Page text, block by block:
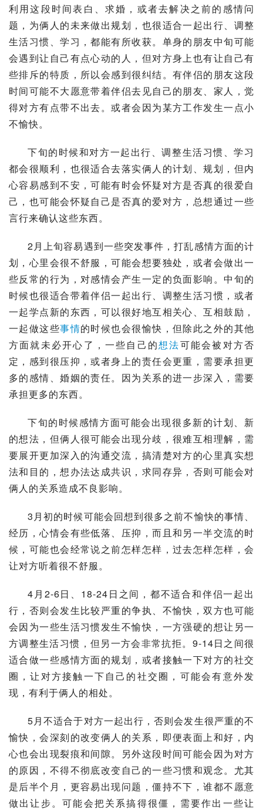
利用这段时间表白、求婚，或者去解决之前的感情问
题，为俩人的未来做出规划，也很适合一起出行、调整
生活习惯、学习，都能有所收获。单身的朋友中旬可能
会遇到让自己有点心动的人，但对方身上也有让自己有
些排斥的特质，所以会感到很纠结。有伴侣的朋友这段
时间可能不大愿意带着伴侣去见自己的朋友、家人，觉
得对方有点带不出去。或者会因为某方工作发生一点小
不愉快。
下旬的时候和对方一起出行、调整生活习惯、学习
都会很顺利，也很适合去落实俩人的计划、规划，但内
心容易感到不安，可能有时会怀疑对方是否真的很爱自
己，也可能会怀疑自己是否真的爱对方，总想通过一些
言行来确认这些东西。
2月上旬容易遇到一些突发事件 ，打乱感情方面的计
划，心里会很不舒服，可能会想要独处，或者会做出一
些反常的行为，对感情会产生一定的负面影响。中旬的
时候也很适合带着伴侣一起出行、调整生活习惯，或者
一起学点新的东西，可以很好地互相关心、互相鼓励，
一起做这些事情的时候也会很愉快，但除此之外的其他
方面就未必开心了，一些自己的想法可能会被对方否
定，感到很压抑，或者身上的责任会更重，需要承担更
多的感情、婚姻的责任。因为关系的进一步深入，需要
承担更多的东西。
下旬的时候感情方面可能会出现很多新的计划、新
的想法，但俩人很可能会出现分歧，很难互相理解，需
要展开更加深入的沟通交流，搞清楚对方的心里真实想
法和目的，想办法达成共识，求同存异，否则可能会对
俩人的关系造成不良影响。
3月初的时候可能会回想到很多之前不愉快的事情、
经历，心情会有些低落、压抑，而且和另一半交流的时
候，可能也会经常说之前怎样怎样，过去怎样怎样，会
让对方听着很不舒服。
4月2-6日、18-24日之间，都不适合和伴侣一起出
行，否则会发生比较严重的争执、不愉快，双方也可能
会因为一些生活习惯发生不愉快，一方强硬的想让另一
方调整生活习惯，但另一方会非常抗拒。9-14日之间很
适合做一些感情方面的规划，或者接触一下对方的社交
圈，让对方接触一下自己的社交圈，可能会有意外发
现，有利于俩人的相处。
5月不适合于对方一起出行，否则会发生很严重的不
愉快，会深刻的改变俩人的关系，即便表面上和好，内
心也会出现裂痕和间隙。另外这段时间可能会因为对方
的原因，不得不彻底改变自己的一些习惯和观念。尤其
是后半个月，更容易出现问题，僵持不下，谁都不愿意
做出让步。可能会把关系搞得很僵，需要作出一些让